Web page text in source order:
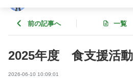
前の記事へ 一覧
2025年度 食支援活
2026-06-10 10:09:01